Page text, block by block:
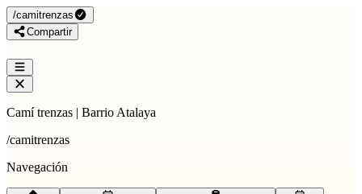
/camitrenzas
Compartir
Camí trenzas | Barrio Atalaya
/camitrenzas
Navegación